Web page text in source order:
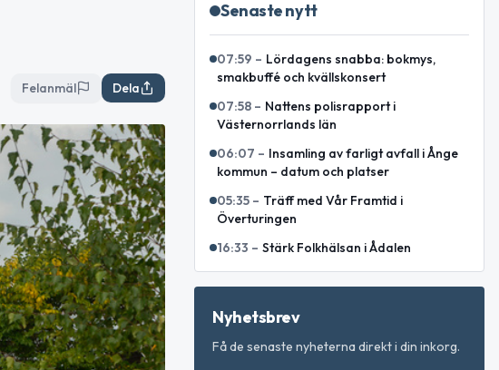
Felanmäl Dela
Senaste nytt
07:59 – Lördagens snabba: bokmys,
smakbuffé och kvällskonsert
07:58 – Nattens polisrapport i
Västernorrlands län
06:07 – Insamling av farligt avfall i Ånge
kommun – datum och platser
05:35 – Träff med Vår Framtid i
Överturingen
16:33 – Stärk Folkhälsan i Ådalen
Nyhetsbrev
Få de senaste nyheterna direkt i din inkorg.